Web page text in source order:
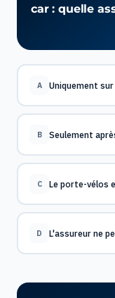
car : quelle
A Uniquement
B Seulement
C Le porte-vélos
D L'assureur ne